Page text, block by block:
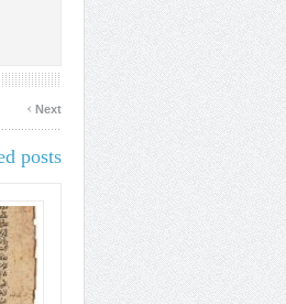
Next
›
posts